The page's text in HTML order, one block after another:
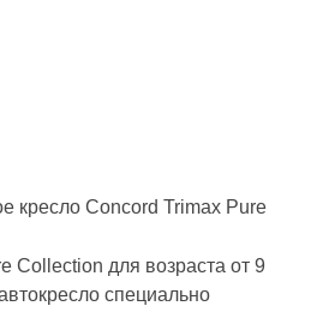
кресло Concord Trimax Pure
Collection для возраста от 9
специально